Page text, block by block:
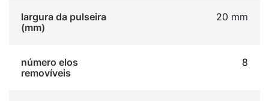
largura da pulseira
(mm)
20 mm
número elos
removíveis
8